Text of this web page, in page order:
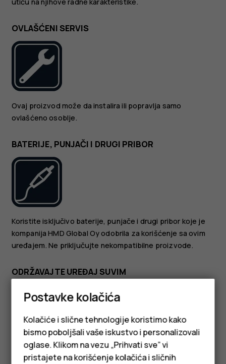
OVLAŠĆENI SERVIS
Ovaj proizvod može da instalira ili popravlja samo
ovlašćeno osoblje.
BATERIJE, PUNJAČI I DRUGI PRIBOR
Koristite isključivo baterije, punjače i drugi pribor koje je
kompanija HMD Global Oy odobrila za korišćenje sa ovim
uređajem. Ne priključujte nekompatibilne proizvode.
ODRŽAVAJTE UREĐAJ SUVIM
Ako je uređaj vodootporan, za detaljnije smernice
pogledajte njegov IP rejting u tehničkim specifikacijama
Postavke kolačića
Kolačiće i slične tehnologije koristimo kako
bismo poboljšali vaše iskustvo i personalizovali
oglase. Klikom na vezu „Prihvati sve” vi
pristajete na korišćenje kolačića i sličnih